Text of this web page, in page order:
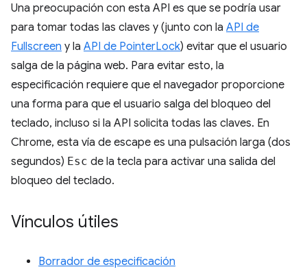
Una preocupación con esta API es que se podría usar
para tomar todas las claves y (junto con la API de
Fullscreen y la API de PointerLock) evitar que el usuario
salga de la página web. Para evitar esto, la
especificación requiere que el navegador proporcione
una forma para que el usuario salga del bloqueo del
teclado, incluso si la API solicita todas las claves. En
Chrome, esta vía de escape es una pulsación larga (dos
segundos) Esc de la tecla para activar una salida del
bloqueo del teclado.
Vínculos útiles
Borrador de especificación